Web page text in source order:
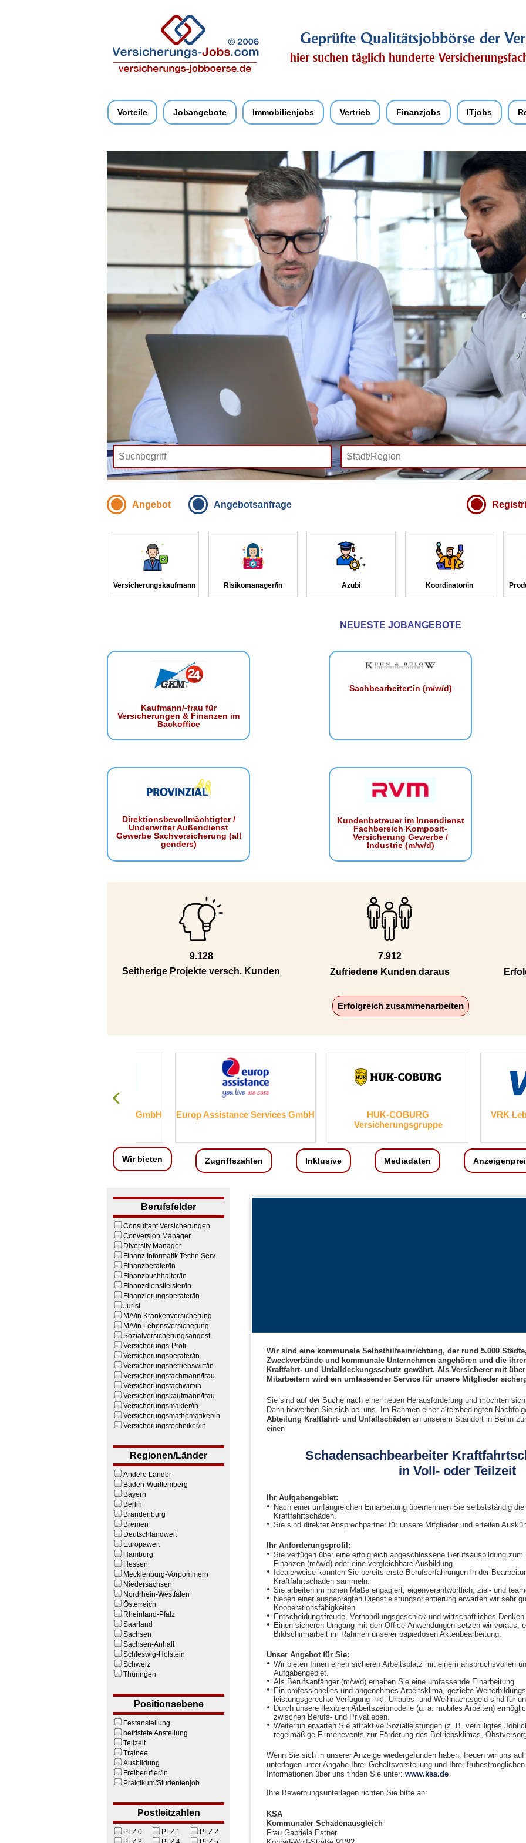
Geprüfte Qualitätsjobbörse der
hier suchen täglich hunderte
Vorteile Jobangebote Immobilienjobs Vertrieb Finanzjobs ITjobs
Angebot Angebotsanfrage
Versicherungskaufmann Risikomanager/in Azubi Koordinator/in
NEUESTE JOBANGEBOTE
Kaufmann/-frau für
Versicherungen & Finanzen im
Backoffice
Sachbearbeiter:in (m/w/d)
Direktionsbevollmächtigter /
Underwriter Außendienst
Gewerbe Sachversicherung (all
genders)
Kundenbetreuer im Innendienst
Fachbereich Komposit-
Versicherung Gewerbe /
Industrie (m/w/d)
9.128
Seitherige Projekte versch. Kunden
7.912
Zufriedene Kunden daraus
Erfolgreich zusammenarbeiten
Europ Assistance Services GmbH
HUK-COBURG
Versicherungsgruppe
VRK
Wir bieten Zugriffszahlen Inklusive Mediadaten
Berufsfelder
Consultant Versicherungen
Conversion Manager
Diversity Manager
Finanz Informatik Techn.Serv.
Finanzberater/in
Finanzbuchhalter/in
Finanzdienstleister/in
Finanzierungsberater/in
Jurist
MA/in Krankenversicherung
MA/in Lebensversicherung
Sozialversicherungsangest.
Versicherungs-Profi
Versicherungsberater/in
Versicherungsbetriebswirt/in
Versicherungsfachmann/frau
Versicherungsfachwirt/in
Versicherungskaufmann/frau
Versicherungsmakler/in
Versicherungsmathematiker/in
Versicherungstechniker/in
Regionen/Länder
Andere Länder
Baden-Württemberg
Bayern
Berlin
Brandenburg
Bremen
Deutschlandweit
Europaweit
Hamburg
Hessen
Mecklenburg-Vorpommern
Niedersachsen
Nordrhein-Westfalen
Österreich
Rheinland-Pfalz
Saarland
Sachsen
Sachsen-Anhalt
Schleswig-Holstein
Schweiz
Thüringen
Positionsebene
Festanstellung
befristete Anstellung
Teilzeit
Trainee
Ausbildung
Freiberufler/in
Praktikum/Studentenjob
Postleitzahlen
PLZ 0 PLZ 1
PLZ 2
Wir sind eine kommunale Selbsthilfeeinrichtung, der rund 5.000
Zweckverbände und kommunale Unternehmen angehören und die
Kraftfahrt- und Unfalldeckungsschutz gewährt. Als Versicherer mit
Mitarbeitern wird ein umfassender Service für unsere Mitglieder
Sie sind auf der Suche nach einer neuen Herausforderung und möchten
Dann bewerben Sie sich bei uns. Im Rahmen einer altersbedingten
Abteilung Kraftfahrt- und Unfallschäden an unserem Standort in Berlin
einen
Schadensachbearbeiter
in Voll- oder Teilzeit
Ihr Aufgabengebiet:
Nach einer umfangreichen Einarbeitung übernehmen Sie selbstständig
Kraftfahrtschäden.
Sie sind direkter Ansprechpartner für unsere Mitglieder und erteilen
Ihr Anforderungsprofil:
Sie verfügen über eine erfolgreich abgeschlossene Berufsausbildung
Finanzen (m/w/d) oder eine vergleichbare Ausbildung.
Idealerweise konnten Sie bereits erste Berufserfahrungen in der
Kraftfahrtschäden sammeln.
Sie arbeiten im hohen Maße engagiert, eigenverantwortlich, ziel- und
Neben einer ausgeprägten Dienstleistungsorientierung erwarten wir sehr
Kooperationsfähigkeiten.
Entscheidungsfreude, Verhandlungsgeschick und wirtschaftliches
Einen sicheren Umgang mit den Office-Anwendungen setzen wir voraus,
Bildschirmarbeit im Rahmen unserer papierlosen Aktenbearbeitung.
Unser Angebot für Sie:
Wir bieten Ihnen einen sicheren Arbeitsplatz mit einem anspruchsvollen
Aufgabengebiet.
Als Berufsanfänger (m/w/d) erhalten Sie eine umfassende Einarbeitung.
Ein professionelles und angenehmes Arbeitsklima, gezielte
leistungsgerechte Verfügung inkl. Urlaubs- und Weihnachtsgeld sind für
Durch unsere flexiblen Arbeitszeitmodelle (u. a. mobiles Arbeiten)
zwischen Berufs- und Privatleben.
Weiterhin erwarten Sie attraktive Sozialleistungen (z. B. verbilligtes
regelmäßige Firmenevents zur Förderung des Betriebsklimas,
Wenn Sie sich in unserer Anzeige wiedergefunden haben, freuen wir uns
unterlagen unter Angabe Ihrer Gehaltsvorstellung und Ihrer
Informationen über uns finden Sie unter: www.ksa.de
Ihre Bewerbungsunterlagen richten Sie bitte an:
KSA
Kommunaler Schadenausgleich
Frau Gabriela Estner